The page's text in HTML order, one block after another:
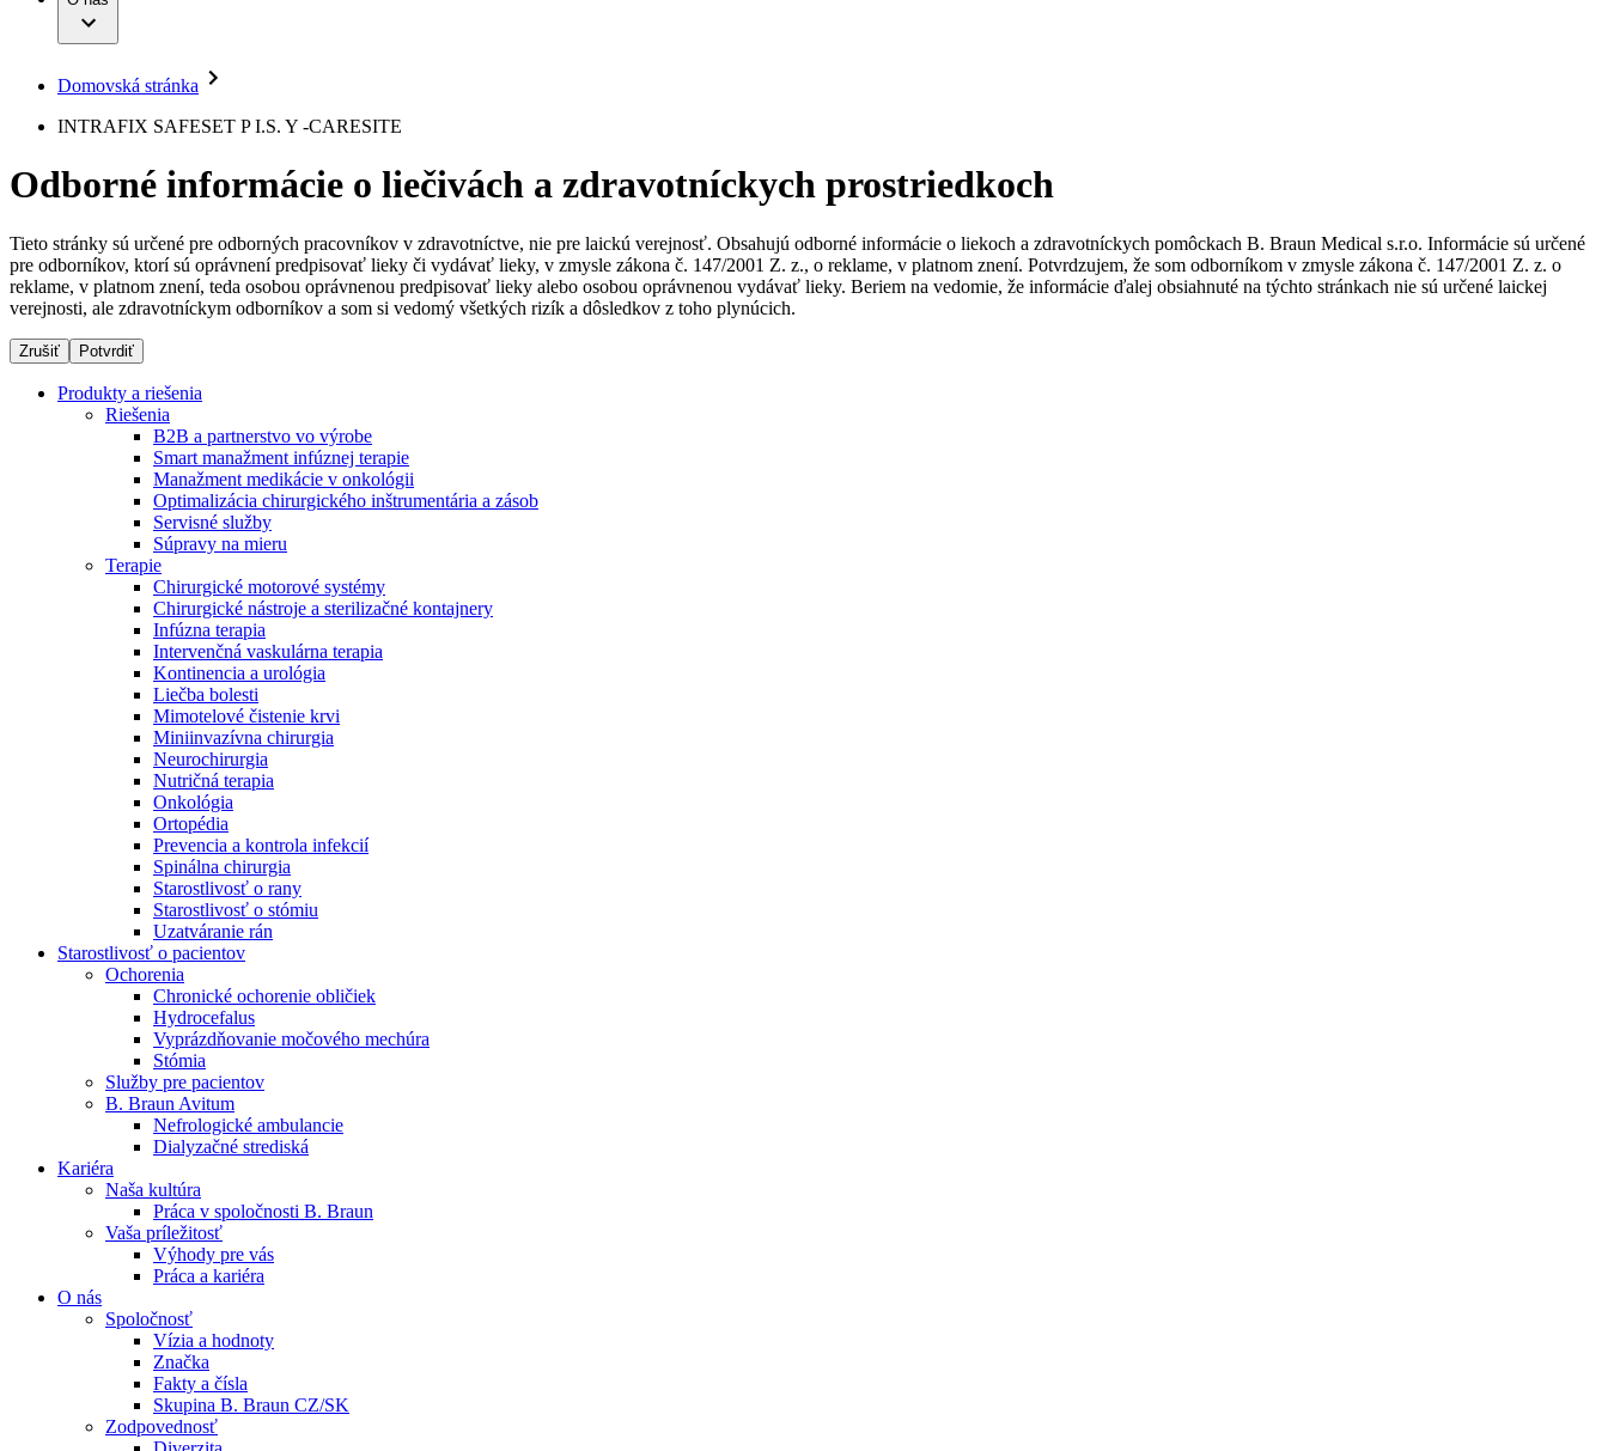
Liečba bolesti
Mimotelové čistenie krvi
Neurochirurgia
Onkológia
Ortopédia
Spinálna chirurgia
Starostlivosť o rany
Starostlivosť o stómiu
Uzatváranie rán
Terapie
Produktový katalóg​
Objavte naše produkty. ​Navštívte produktový katalóg B. Braun​ s našim kompletným produktovým portfóliom.​
Ochorenia
Služby pre pacientov
Dialyzačné strediská
B. Braun Avitum poskytuje kvalitnú dialyzačnú starostlivosť vo všetkých svojich strediskách na Slovensku. Viac informácií nájdete na stránke jednotlivých stredísk.
Vaša príležitosť
Nájdite si prácu u nás​
Objavte svoje kariérne príležitosti ​v B. Braun. Vyhľadajte náš trh práce​ pre zaujímavé pozície na Slovensku.​
Médiá
Tlačové správy
Kontakt
Spoločnosť
Zodpovednosť
Médiá
Kontakt
Kontakt
Zostaňte v dialógu s B. Braun. Kontaktujte nás.
Domovská stránka
INTRAFIX SAFESET P I.S. Y -CARESITE
Odborné informácie o liečivách a zdravotníckych prostriedkoch
Tieto stránky sú určené pre odborných pracovníkov v zdravotníctve, nie pre laickú verejnosť. Obsahujú odborné informácie o liekoch a zdravotníckych pomôckach B. Braun Medical s.r.o. Informácie sú určené
pre odborníkov, ktorí sú oprávnení predpisovať lieky či vydávať lieky, v zmysle zákona č. 147/2001 Z. z., o reklame, v platnom znení. Potvrdzujem, že som odborníkom v zmysle zákona č. 147/2001 Z. z. o
reklame, v platnom znení, teda osobou oprávnenou predpisovať lieky alebo osobou oprávnenou vydávať lieky. Beriem na vedomie, že informácie ďalej obsiahnuté na týchto stránkach nie sú určené laickej
verejnosti, ale zdravotníckym odborníkov a som si vedomý všetkých rizík a dôsledkov z toho plynúcich.
Zrušiť Potvrdiť
Produkty a riešenia
Riešenia
B2B a partnerstvo vo výrobe
Smart manažment infúznej terapie
Manažment medikácie v onkológii
Optimalizácia chirurgického inštrumentária a zásob
Servisné služby
Súpravy na mieru
Terapie
Chirurgické motorové systémy
Chirurgické nástroje a sterilizačné kontajnery
Infúzna terapia
Intervenčná vaskulárna terapia
Kontinencia a urológia
Liečba bolesti
Mimotelové čistenie krvi
Miniinvazívna chirurgia
Neurochirurgia
Nutričná terapia
Onkológia
Ortopédia
Prevencia a kontrola infekcií
Spinálna chirurgia
Starostlivosť o rany
Starostlivosť o stómiu
Uzatváranie rán
Starostlivosť o pacientov
Ochorenia
Chronické ochorenie obličiek
Hydrocefalus
Vyprázdňovanie močového mechúra
Stómia
Služby pre pacientov
B. Braun Avitum
Nefrologické ambulancie
Dialyzačné strediská
Kariéra
Naša kultúra
Práca v spoločnosti B. Braun
Vaša príležitosť
Výhody pre vás
Práca a kariéra
O nás
Spoločnosť
Vízia a hodnoty
Značka
Fakty a čísla
Skupina B. Braun CZ/SK
Zodpovednosť